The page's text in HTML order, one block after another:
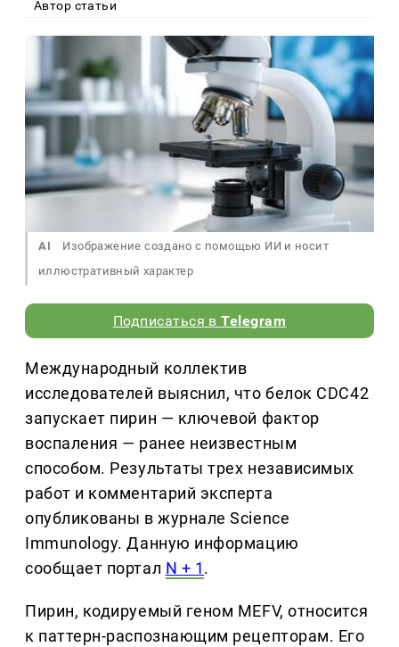
Автор статьи
AI
Изображение создано с помощью ИИ и носит
иллюстративный характер
Подписаться вTelegram
Международный коллектив
исследователей выяснил, что белок CDC42
запускает пирин — ключевой фактор
воспаления — ранее неизвестным
способом. Результаты трех независимых
работ и комментарий эксперта
опубликованы в журнале Science
Immunology. Данную информацию
сообщает портал N + 1.
Пирин, кодируемый геном MEFV, относится
к паттерн-распознающим рецепторам. Его